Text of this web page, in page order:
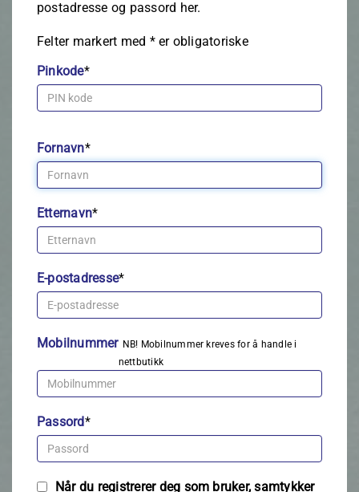
postadresse og passord her.
Felter markert med *er obligatoriske
Pinkode*
Fornavn*
Etternavn*
E-postadresse*
Mobilnummer NB! Mobilnummer kreves for å handle i
nettbutikk
Passord*
Når du registrerer deg som bruker, samtykker